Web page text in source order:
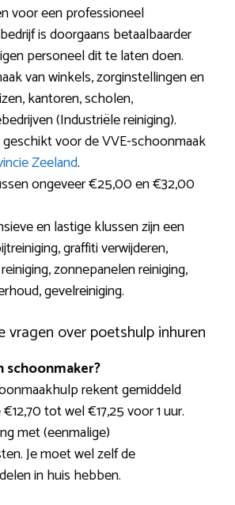
voor een professioneel
is doorgaans betaalbaarder
personeel dit te laten doen.
van winkels, zorginstellingen en
kantoren, scholen,
(Industriële reiniging).
voor de VVE-schoonmaak
Zeeland.
ongeveer €25,00 en €32,00
en lastige klussen zijn een
graffiti verwijderen,
zonnepanelen reiniging,
gevelreiniging.
vragen over poetshulp inhuren
schoonmaker?
rekent gemiddeld
tot wel €17,25 voor 1 uur.
met (eenmalige)
Je moet wel zelf de
in huis hebben.